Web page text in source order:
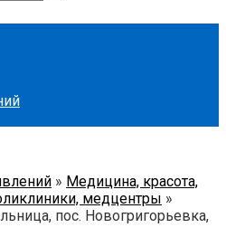
» Медицина, красота,
медцентры »
пос. Новогригорьевка,